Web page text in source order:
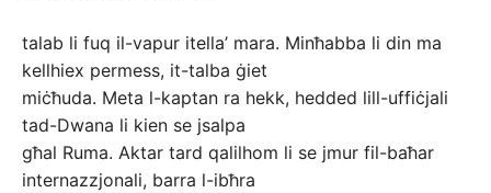
talab li fuq il-vapur itella’ mara. Minħabba li din ma
kellhiex permess, it-talba ġiet
miċħuda. Meta l-kaptan ra hekk, hedded lill-uffiċjali
tad-Dwana li kien se jsalpa
għal Ruma. Aktar tard qalilhom li se jmur fil-baħar
internazzjonali, barra l-ibħra